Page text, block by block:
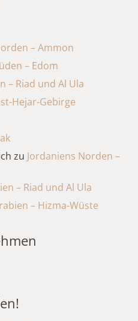
– Ammon
– Edom
– Riad und Al Ula
Hejar-Gebirge
zu Jordaniens Norden –
– Riad und Al Ula
– Hizma-Wüste